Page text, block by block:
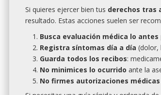
Si quieres ejercer bien tus derechos tras
resultado. Estas acciones suelen ser
Busca evaluación médica lo antes
Registra síntomas día a día (dolor,
Guarda todos los recibos:
No minimices lo ocurrido ante la
No firmes autorizaciones